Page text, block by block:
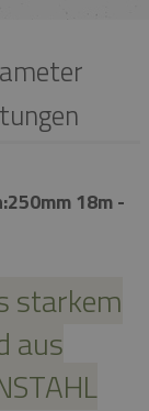
18m -
starkem
aus